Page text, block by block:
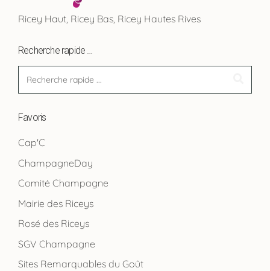
Ricey Haut, Ricey Bas, Ricey Hautes Rives
Recherche rapide …
Favoris
Cap'C
ChampagneDay
Comité Champagne
Mairie des Riceys
Rosé des Riceys
SGV Champagne
Sites Remarquables du Goût